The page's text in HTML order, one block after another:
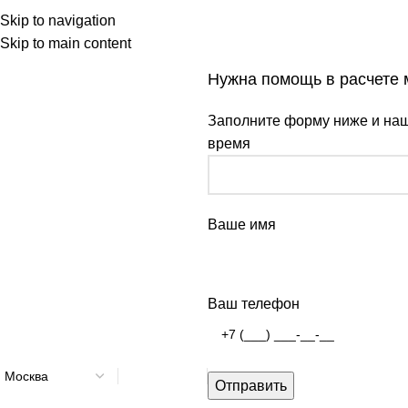
Skip to navigation
Skip to main content
Офисы
продаж
Нужна помощь в расчете
Заполните форму ниже и
время
Ваше имя
Ваш телефон